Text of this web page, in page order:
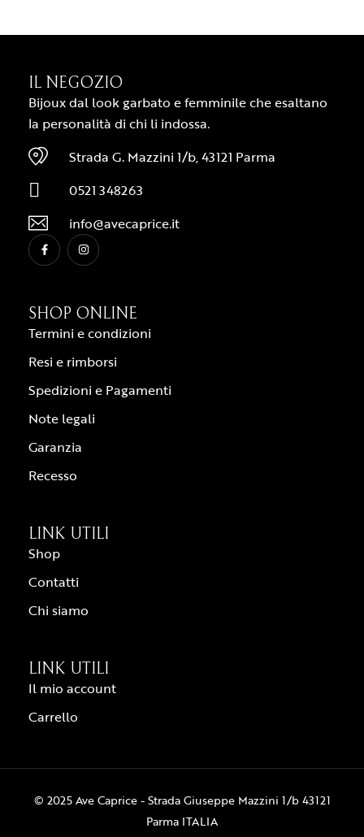
IL NEGOZIO
Bijoux dal look garbato e femminile che esaltano
la personalità di chi li indossa.
Strada G. Mazzini 1/b, 43121 Parma
0521 348263
info@avecaprice.it
SHOP ONLINE
Termini e condizioni
Resi e rimborsi
Spedizioni e Pagamenti
Note legali
Garanzia
Recesso
LINK UTILI
Shop
Contatti
Chi siamo
LINK UTILI
Il mio account
Carrello
© 2025 Ave Caprice - Strada Giuseppe Mazzini 1/b 43121
Parma ITALIA